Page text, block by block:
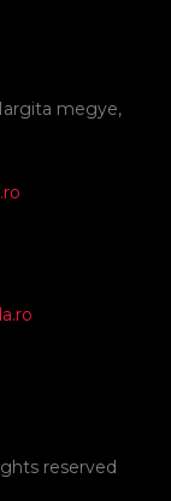
megye,
reserved